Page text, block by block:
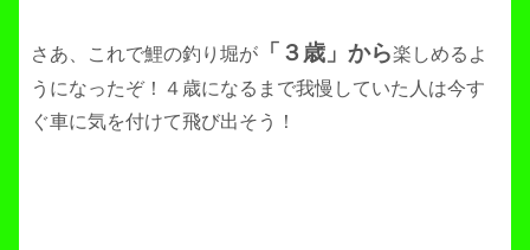
さあ、これで鯉の釣り堀が 「３歳」から楽しめるよ
うになったぞ！４歳になるまで我慢していた人は今す
ぐ車に気を付けて飛び出そう！